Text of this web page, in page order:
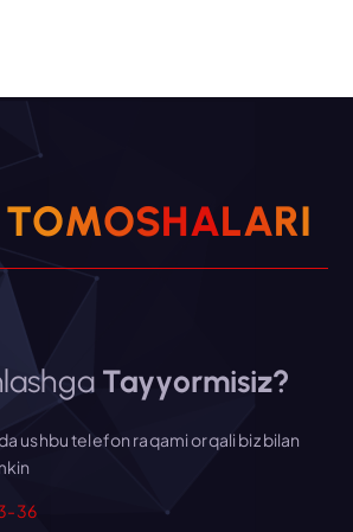
TOMOSHALARI
Tayyormisiz?
ushbu telefon raqami orqali biz bilan
36